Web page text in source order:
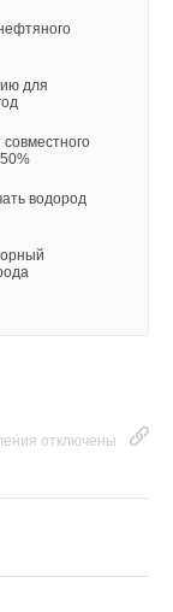
для
водород
отключены